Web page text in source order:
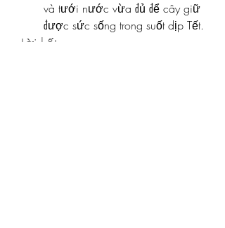
và tưới nước vừa đủ để cây giữ
được sức sống trong suốt dịp Tết.
Lời kết